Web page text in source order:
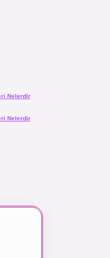
Nelerdir
Nelerdir